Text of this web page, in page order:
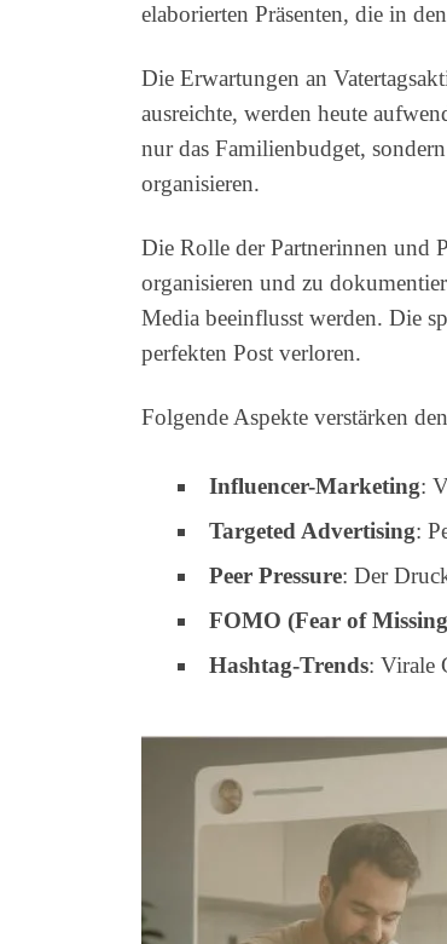
elaborierten Präsenten, die in
Die Erwartungen an
ausreichte, werden heute
nur das Familienbudget,
organisieren.
Die Rolle der Partnerinnen und
organisieren und zu
Media beeinflusst werden. Die
perfekten Post verloren.
Folgende Aspekte verstärken
Influencer-Marketing:
Targeted Advertising:
Peer Pressure: Der
FOMO (Fear of
Hashtag-Trends: Virale